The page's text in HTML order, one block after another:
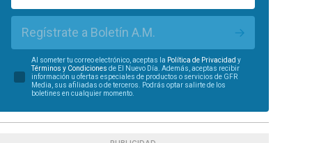
Regístrate a Boletín A.M.
Al someter tu correo electrónico, aceptas la Política de Privacidad y
Términos y Condiciones de El Nuevo Día. Además, aceptas recibir
información u ofertas especiales de productos o servicios de GFR
Media, sus afiliadas o de terceros. Podrás optar salirte de los
boletines en cualquier momento.